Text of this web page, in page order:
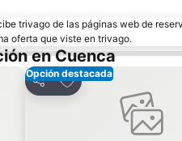
trivago de las páginas web de
oferta que viste en trivago.
en Cuenca
Opción destacada
Compartir
Agregar a favoritos